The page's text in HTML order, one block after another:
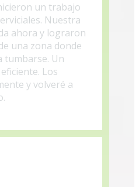
un trabajo
Nuestra
ahora y lograron
una zona donde
tumbarse. Un
Los
y volveré a